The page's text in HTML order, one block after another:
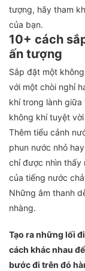
tượng, hãy tham
của bạn.
10+ cách
ấn tượng
Sắp đặt một
với một chòi nghỉ
khí trong lành
không khí tuyệt
Thêm tiểu cảnh
phun nước nhỏ
chỉ được nhìn thấy
của tiếng nước
Những âm thanh
nhàng.
Tạo ra những lối
cách khác nhau
bước đi trên đó